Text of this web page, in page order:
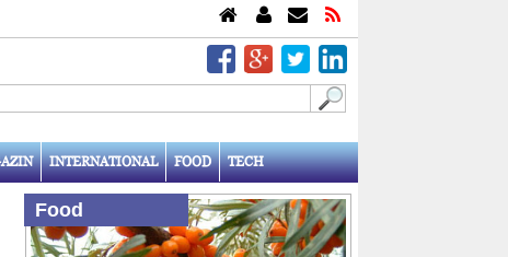
INTERNATIONAL FOOD TECH
Food